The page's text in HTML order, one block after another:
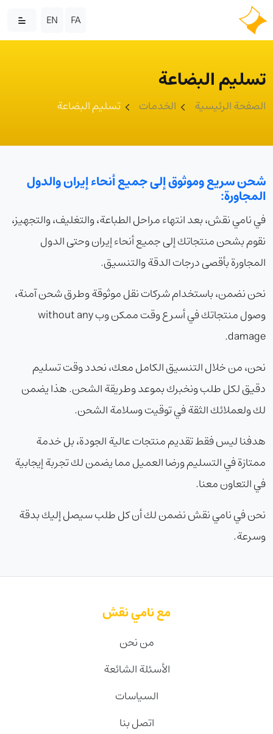
FA
EN
تسليم البضاعة
الصفحة الرئيسية الخدمات تسليم البضاعة
شحن سريع وموثوق إلى جميع أنحاء إيران والدول
المجاورة:
في نامي نقش، بعد انتهاء مراحل الطباعة، والتغليف، والتجهيز،
نقوم بشحن منتجاتك إلى جميع أنحاء إيران وحتى الدول
المجاورة بأقصى درجات الدقة والتنسيق.
نحن نضمن، باستخدام شركات نقل موثوقة وطرق شحن آمنة،
وصول منتجاتك في أسرع وقت ممكن وب without any
damage.
نحن، من خلال التنسيق الكامل معك، نحدد وقت تسليم
دقيق لكل طلب ونخبرك بموعد وطريقة الشحن. هذا يضمن
لك ولعملائك الثقة في توقيت وسلامة الشحن.
هدفنا ليس فقط تقديم منتجات عالية الجودة، بل خدمة
ممتازة في التسليم ورضا العميل مما يضمن لك تجربة إيجابية
في التعاون معنا.
نحن في نامي نقش نضمن لك أن كل طلب سيصل إليك بدقة
وسرعة.
مع نامي نقش
من نحن
الأسئلة الشائعة
السياسات
اتصل بنا